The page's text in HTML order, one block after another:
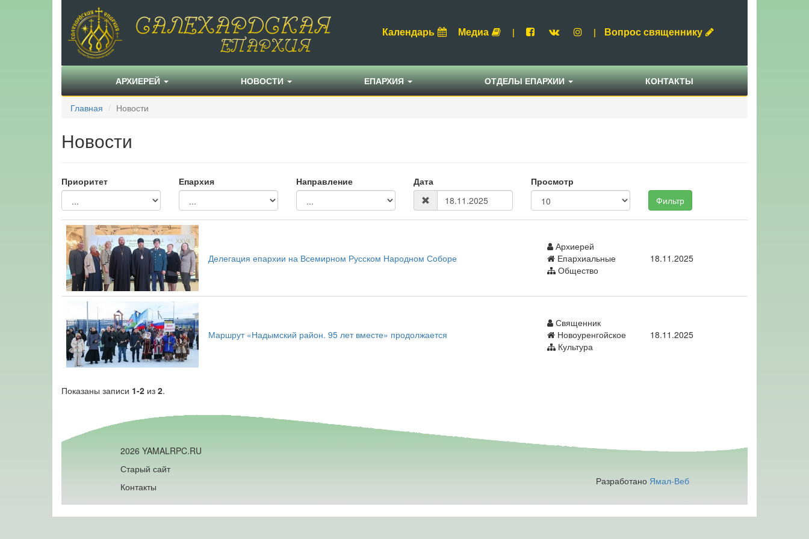
Календарь Медиа | | Вопрос священнику
АРХИЕРЕЙ НОВОСТИ ЕПАРХИЯ ОТДЕЛЫ ЕПАРХИИ КОНТАКТЫ
Главная Новости
Новости
Приоритет Епархия Направление Дата
Просмотр
Фильтр
Делегация епархии на Всемирном Русском Народном Соборе
Архиерей
Епархиальные
Общество
18.11.2025
Маршрут «Надымский район. 95 лет вместе» продолжается
Священник
Новоуренгойское
Культура
18.11.2025
Показаны записи 1-2 из 2.
2026 YAMALRPC.RU
Старый сайт
Контакты
Разработано Ямал-Веб